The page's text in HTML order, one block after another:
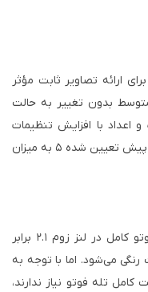
ارائه تصاویر ثابت مؤثر
​​بدون تغییر به حالت
اعداد با افزایش تنظیمات
Image Enhancement به حداکثر مقدار از پیش تعیین شده ۵ به میزان
رفتن از عریض‌ترین حالت به حالت تله فوتو کامل در لنز زوم ۲.۱ برابر
هر حالت رنگی می‌شود. اما با توجه به
کامل تله فوتو نیاز ندارند،